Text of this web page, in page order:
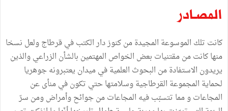
المصـادر
كانت تلك الموسوعة المجيدةمنكنوزدارالكتبفيقرطاجولعل نسخا
منهاكانتمنمقتنيات بعض الخواص المهتمين بالشأن الزراعيوالذين
يريدون الاستفادةمن البحوث العلميةفيميدان يعتبرونهجوهريا
لحماية المجموعة القرطاجيةوسلامتهاحتي تكونفيمنأىعن
المجاعاتومما تتسبّبفيه المجاعاتمنجوائحوأمراضومن سرّ